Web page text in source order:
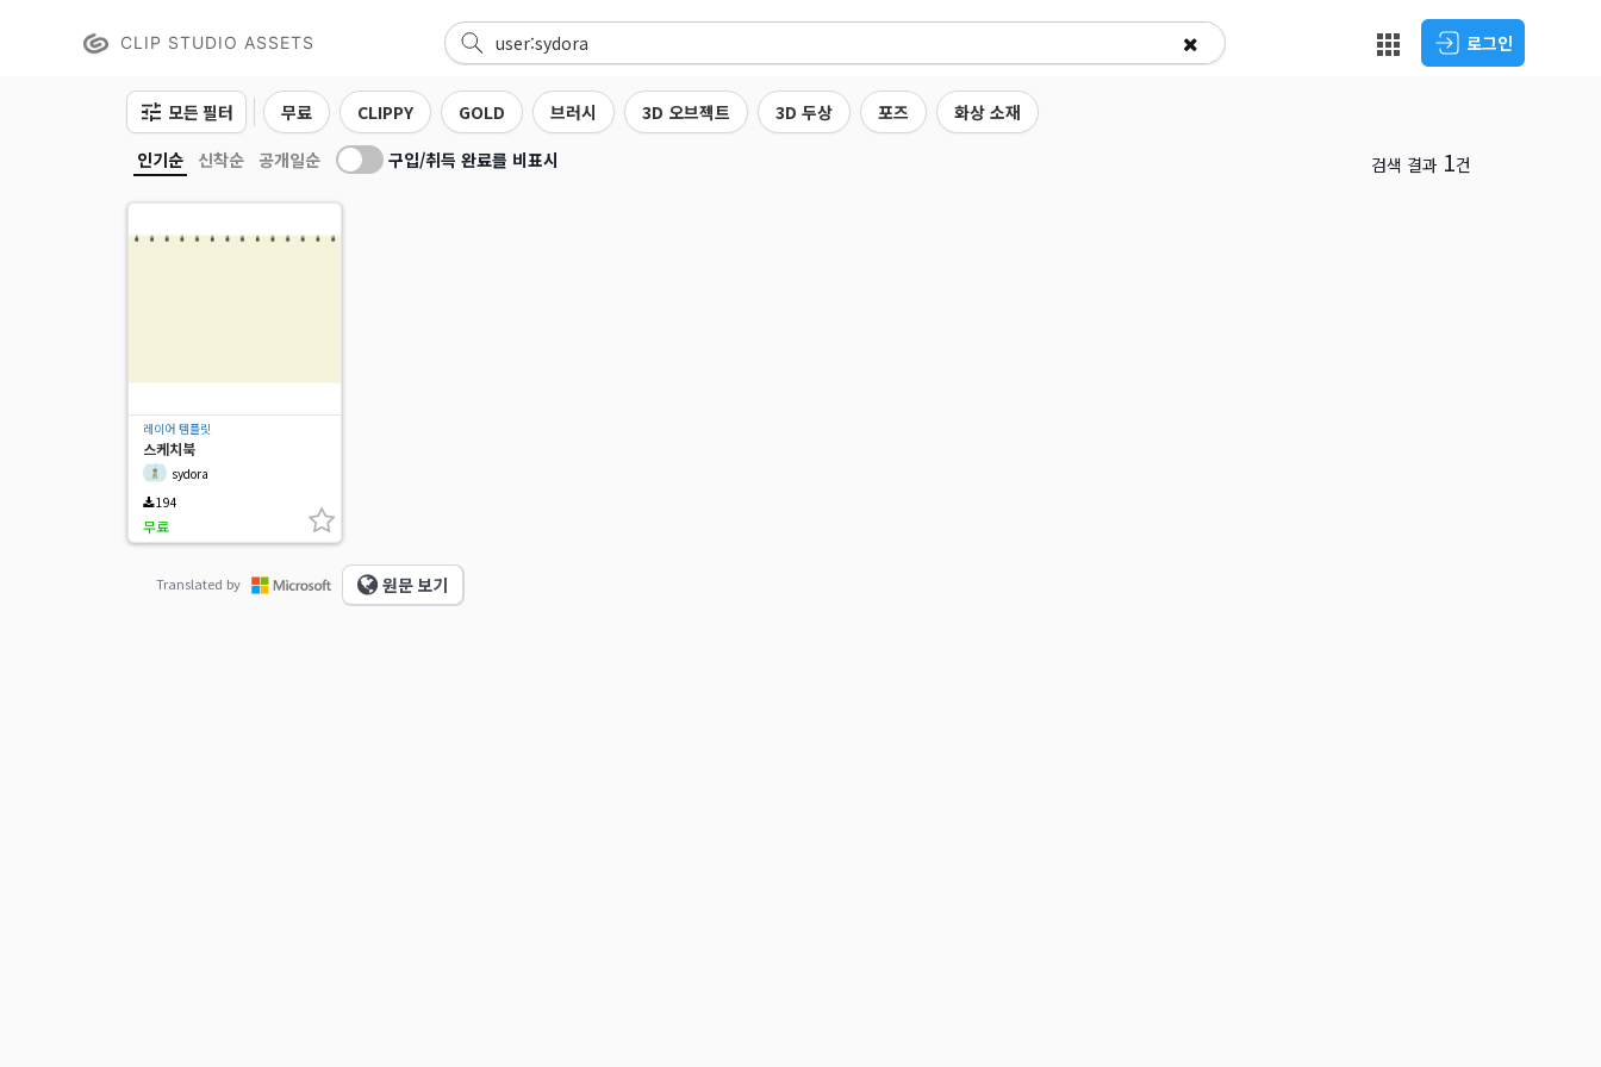
CLIP STUDIO ASSETS 로그인
모든 필터 무료 CLIPPY GOLD 브러시 3D 오브젝트 3D 두상 포즈
화상 소재
인기순
신착순 공개일순 구입/취득 완료를 비표시 검색 결과 1건
레이어 템플릿
스케치북
sydora
194
무료
Translated by 원문 보기